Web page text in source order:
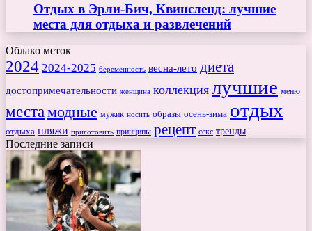
Отдых в Эрли-Бич, Квинсленд: лучшие
места для отдыха и развлечений
Облако меток
2024 2024-2025 беременность весна-лето диета
достопримечательности женщина коллекция лучшие меню
местамодные мужик носить образы осень-зима отдых
отдыха пляжи приготовить принципы рецепт секс тренды
Последние записи